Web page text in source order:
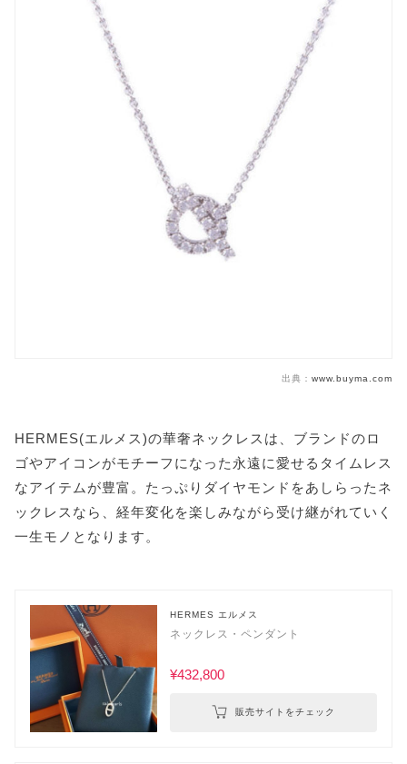
出典： www.buyma.com
HERMES(エルメス)の華奢ネックレスは、ブランドのロ
ゴやアイコンがモチーフになった永遠に愛せるタイムレス
なアイテムが豊富。たっぷりダイヤモンドをあしらったネ
ックレスなら、経年変化を楽しみながら受け継がれていく
一生モノとなります。
HERMES エルメス
ネックレス・ペンダント
¥432,800
販売サイトをチェック